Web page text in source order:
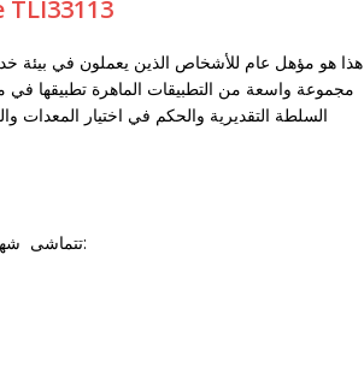
هذا هو مؤهل عام للأشخاص الذين يعملون في بيئة
مجموعة واسعة من التطبيقات الماهرة تطبيقها
السلطة التقديرية والحكم في اختيار
تتماشى شهادة في السكك الحديدية خدمة العملاء إلى الأدوار المحددة التالية: